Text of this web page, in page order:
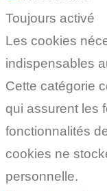
Toujours activé
Les cookies
indispensables
Cette catégorie
qui assurent les
fonctionnalités
cookies ne
personnelle.